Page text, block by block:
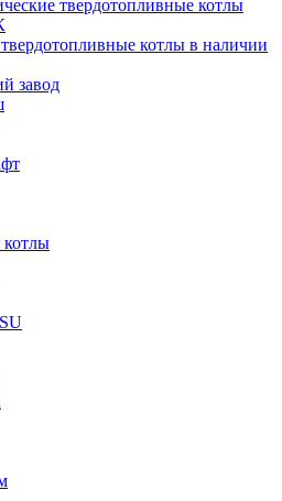
твердотопливные котлы
котлы в наличии
завод
котлы